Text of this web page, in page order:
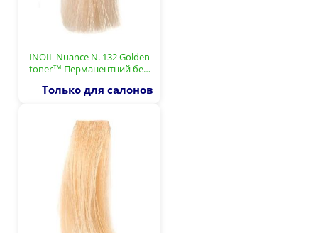
INOIL Nuance N. 132 Golden
toner™ Перманентний бе…
Только для салонов